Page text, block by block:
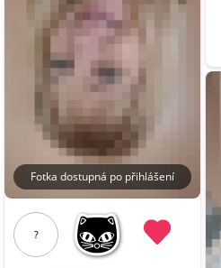
Fotka dostupná po přihlášení
?